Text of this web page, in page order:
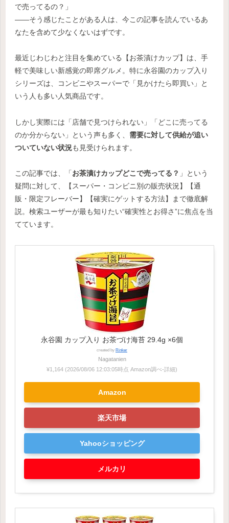
で売ってるの？」
――そう感じたことがある人は、今この記事を読んでいるあ
なたを含めて少なくないはずです。
最近じわじわと注目を集めている【お茶漬けカップ】は、手
軽で美味しい新感覚の即席グルメ。特に永谷園のカップ入り
シリーズは、コンビニやスーパーで「見かけたら即買い」と
いう人も多い人気商品です。
しかし実際には「店舗で見つけられない」「どこに売ってる
のか分からない」という声も多く、 需要に対して供給が追い
ついていない状況も見受けられます。
この記事では、「お茶漬けカップどこで売ってる？ 」という
疑問に対して、【スーパー・コンビニ別の販売状況】【通
販・限定フレーバー】【確実にゲットする方法】まで徹底解
説。検索ユーザーが最も知りたい“確実性とお得さ”に焦点を当
てています。
永谷園 カップ入り お茶づけ海苔 29.4g ×6個
created by Rinker
Nagatanien
¥1,164 (2026/08/06 12:03:05時点 Amazon調べ-詳細)
Amazon
楽天市場
Yahooショッピング
メルカリ